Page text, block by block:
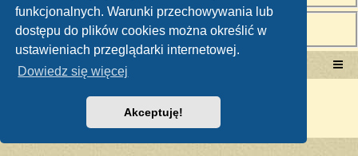
funkcjonalnych. Warunki przechowywania lub
dostępu do plików cookies można określić w
ustawieniach przeglądarki internetowej.
Dowiedz się więcej
Akceptuję!
Portal RetroTRAKTOR.pl
Polski pakiet językowy dostarcza